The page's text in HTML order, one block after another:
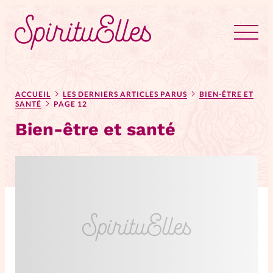
Tous les articles
Actus
Actus au féminin
Chroniques
Dossiers
ACCUEIL LES DERNIERS ARTICLES PARUS
BIEN-ÊTRE ET
SANTÉ
PAGE 12
Bien-être et santé